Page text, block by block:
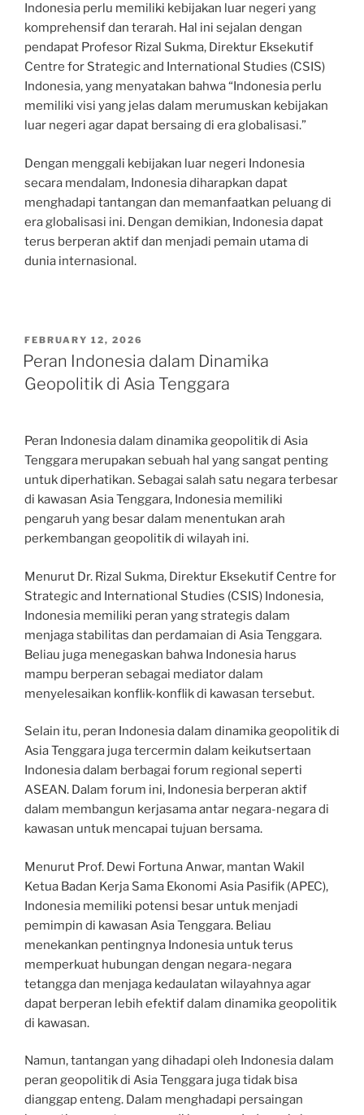
Indonesia perlu memiliki kebijakan luar negeri yang
komprehensif dan terarah. Hal ini sejalan dengan
pendapat Profesor Rizal Sukma, Direktur Eksekutif
Centre for Strategic and International Studies (CSIS)
Indonesia, yang menyatakan bahwa “Indonesia perlu
memiliki visi yang jelas dalam merumuskan kebijakan
luar negeri agar dapat bersaing di era globalisasi.”
Dengan menggali kebijakan luar negeri Indonesia
secara mendalam, Indonesia diharapkan dapat
menghadapi tantangan dan memanfaatkan peluang di
era globalisasi ini. Dengan demikian, Indonesia dapat
terus berperan aktif dan menjadi pemain utama di
dunia internasional.
POSTED
ON
FEBRUARY 12, 2026
Peran Indonesia dalam Dinamika
Geopolitik di Asia Tenggara
Peran Indonesia dalam dinamika geopolitik di Asia
Tenggara merupakan sebuah hal yang sangat penting
untuk diperhatikan. Sebagai salah satu negara terbesar
di kawasan Asia Tenggara, Indonesia memiliki
pengaruh yang besar dalam menentukan arah
perkembangan geopolitik di wilayah ini.
Menurut Dr. Rizal Sukma, Direktur Eksekutif Centre for
Strategic and International Studies (CSIS) Indonesia,
Indonesia memiliki peran yang strategis dalam
menjaga stabilitas dan perdamaian di Asia Tenggara.
Beliau juga menegaskan bahwa Indonesia harus
mampu berperan sebagai mediator dalam
menyelesaikan konflik-konflik di kawasan tersebut.
Selain itu, peran Indonesia dalam dinamika geopolitik di
Asia Tenggara juga tercermin dalam keikutsertaan
Indonesia dalam berbagai forum regional seperti
ASEAN. Dalam forum ini, Indonesia berperan aktif
dalam membangun kerjasama antar negara-negara di
kawasan untuk mencapai tujuan bersama.
Menurut Prof. Dewi Fortuna Anwar, mantan Wakil
Ketua Badan Kerja Sama Ekonomi Asia Pasifik (APEC),
Indonesia memiliki potensi besar untuk menjadi
pemimpin di kawasan Asia Tenggara. Beliau
menekankan pentingnya Indonesia untuk terus
memperkuat hubungan dengan negara-negara
tetangga dan menjaga kedaulatan wilayahnya agar
dapat berperan lebih efektif dalam dinamika geopolitik
di kawasan.
Namun, tantangan yang dihadapi oleh Indonesia dalam
peran geopolitik di Asia Tenggara juga tidak bisa
dianggap enteng. Dalam menghadapi persaingan